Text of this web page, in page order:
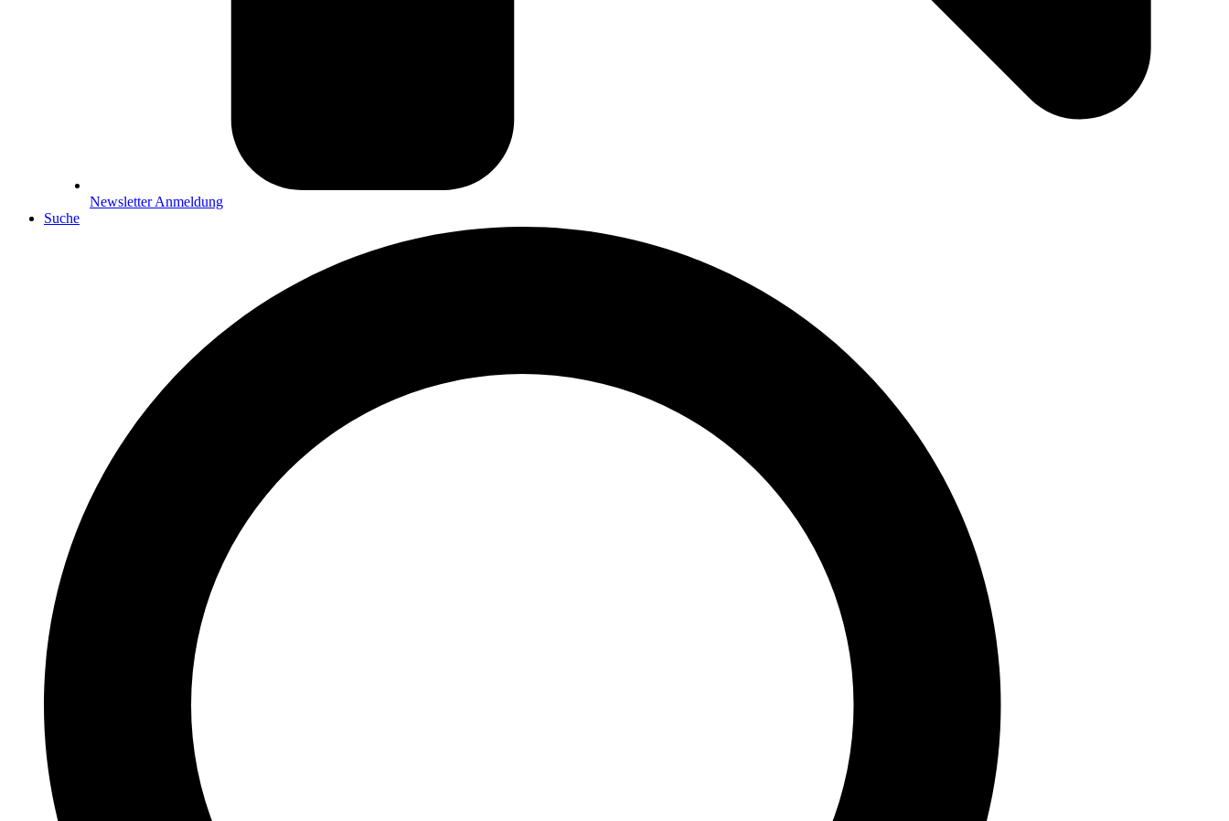
Newsletter Anmeldung
Suche